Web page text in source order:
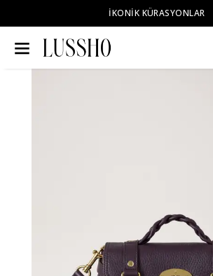
İKONİK KÜRASYONLAR